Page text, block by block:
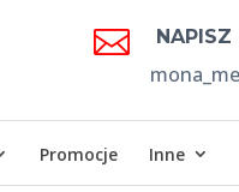
 NAPISZ
Promocje Inne